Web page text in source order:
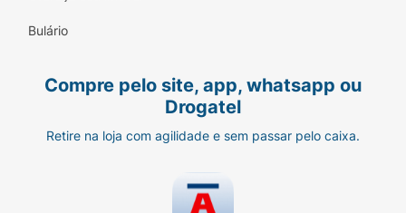
Bulário
Compre pelo site, app, whatsapp ou
Drogatel
Retire na loja com agilidade e sem passar pelo caixa.